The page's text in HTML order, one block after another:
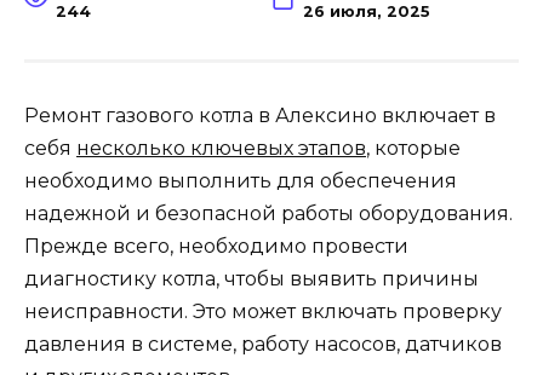
244 26 июля, 2025
Ремонт газового котла в Алексино включает в
себя несколько ключевых этапов, которые
необходимо выполнить для обеспечения
надежной и безопасной работы оборудования.
Прежде всего, необходимо провести
диагностику котла, чтобы выявить причины
неисправности. Это может включать проверку
давления в системе, работу насосов, датчиков